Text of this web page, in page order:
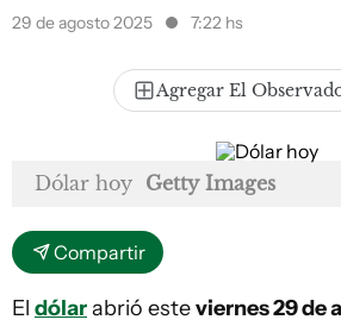
29 de agosto 2025 7:22 hs
Agregar El
Dólar hoy Getty Images
Compartir
El dólarabrió esteviernes 29 de